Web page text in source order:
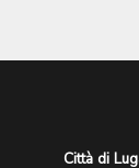
Città di